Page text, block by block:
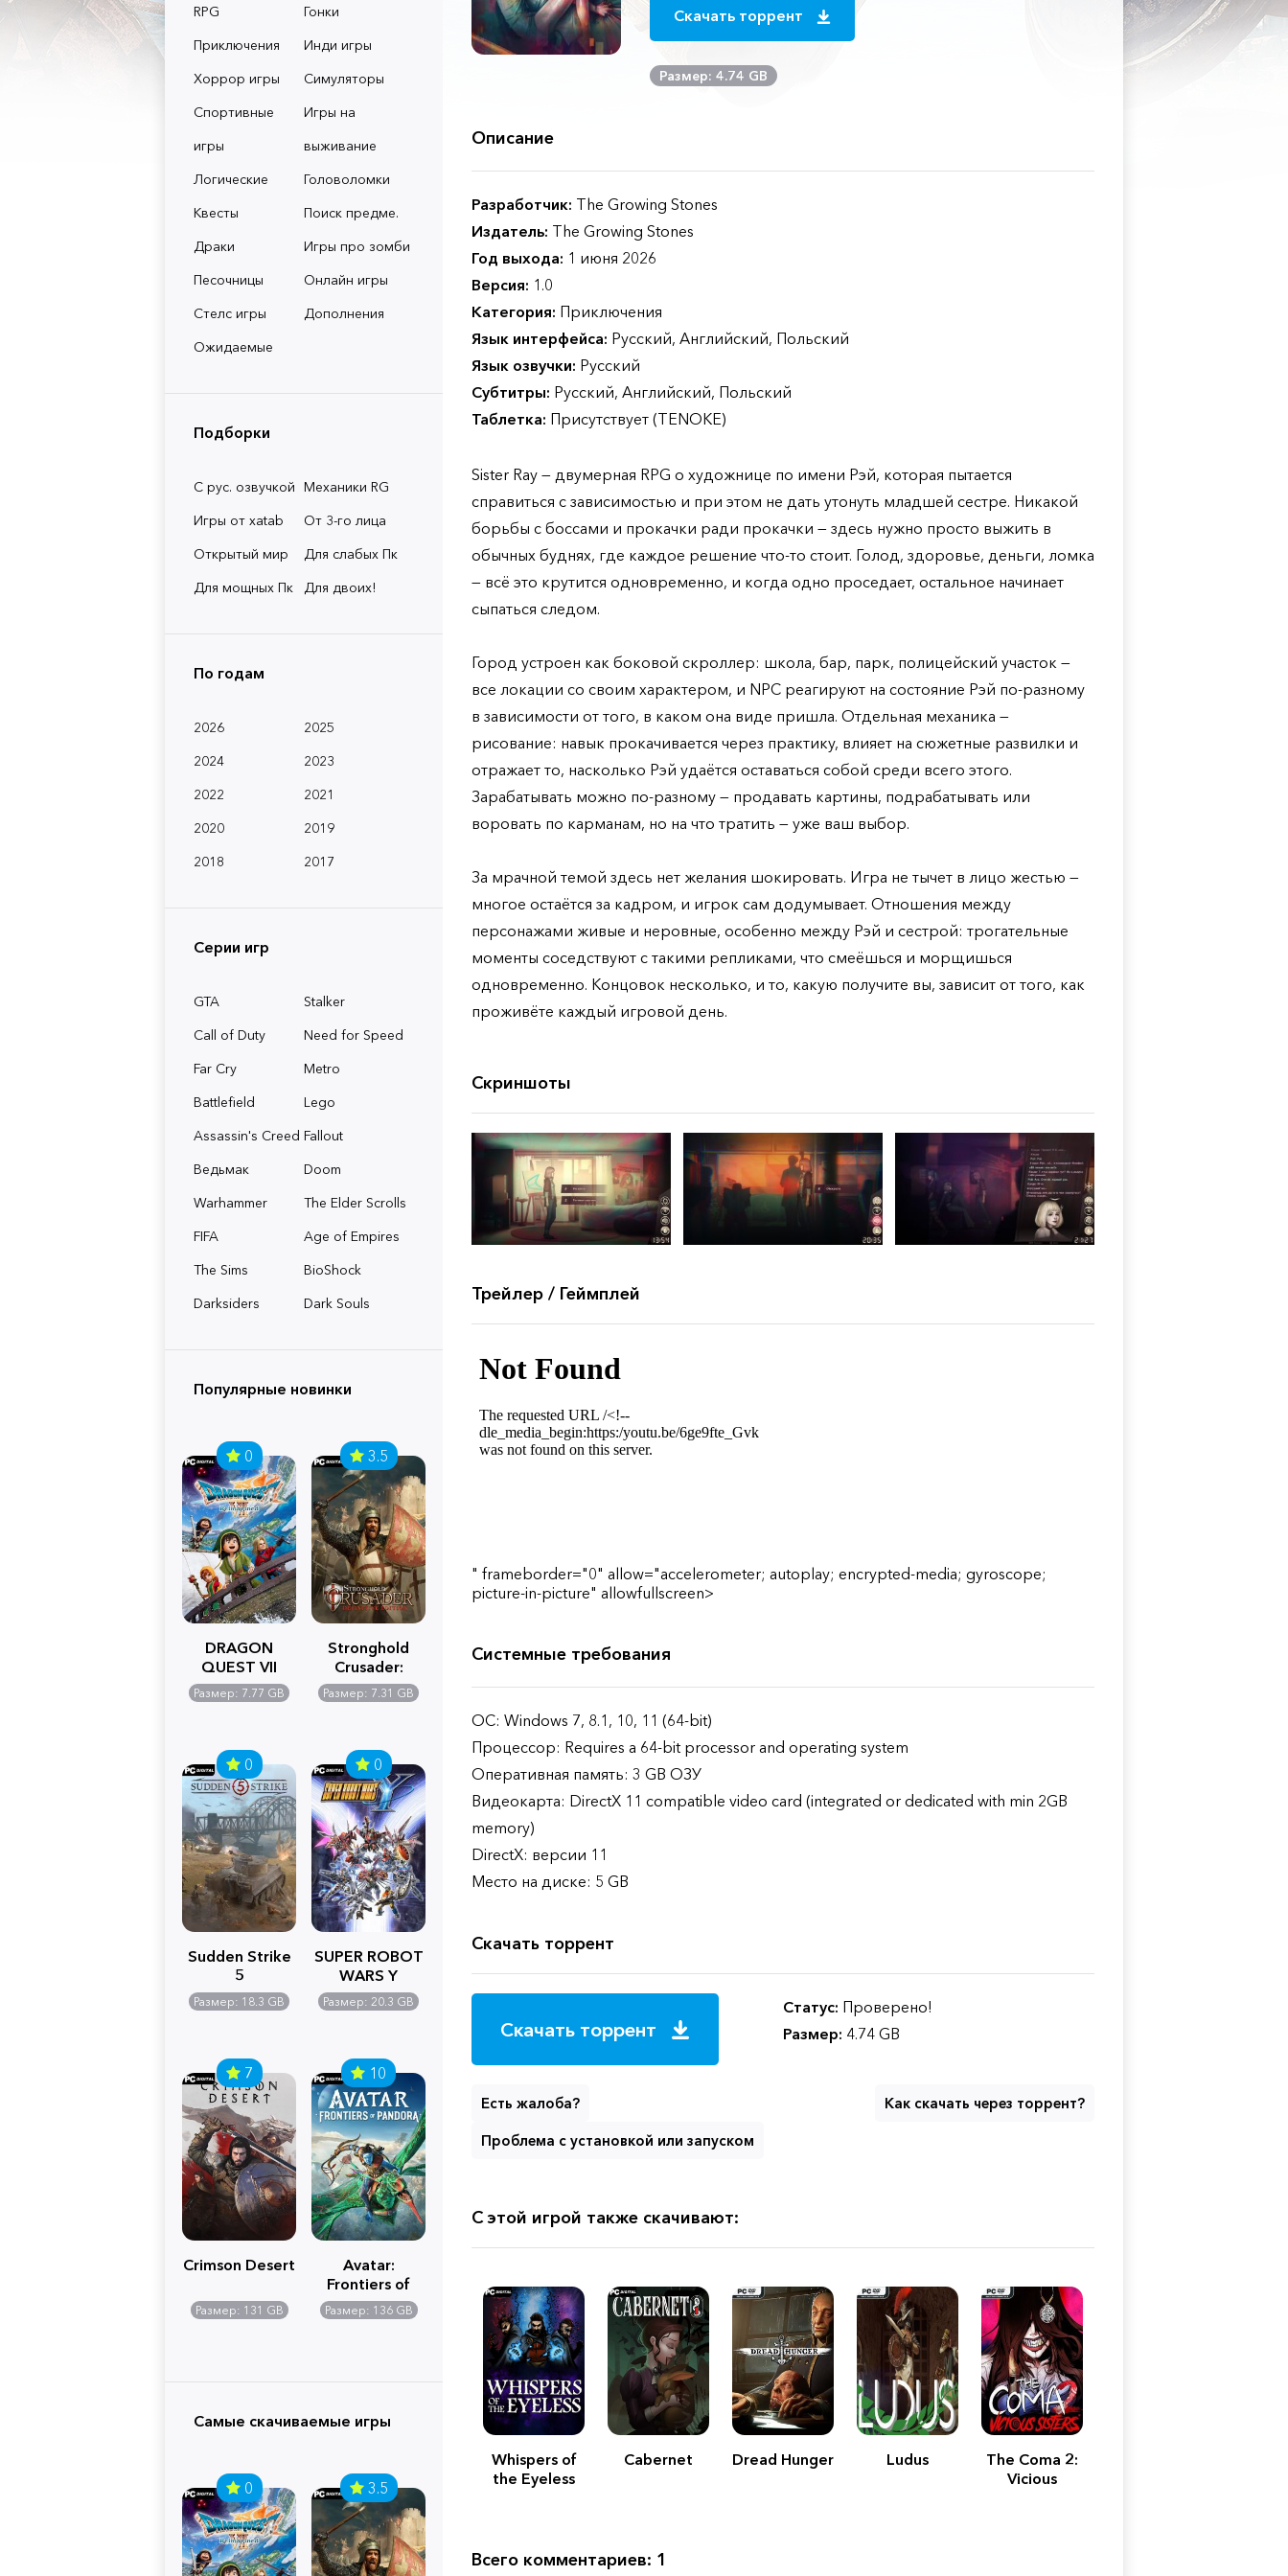
RPG
Гонки
Приключения
Инди игры
Хоррор игры
Симуляторы
Спортивные
игры
Игры на
выживание
Логические
Головоломки
Квесты
Поиск предме.
Драки
Игры про зомби
Песочницы
Онлайн игры
Стелс игры
Дополнения
Ожидаемые
Подборки
С рус. озвучкой Механики RG
Игры от xatab
От 3-го лица
Открытый мир
Для слабых Пк
Для мощных Пк
Для двоих!
По годам
2026
2025
2024
2023
2022
2021
2020
2019
2018
2017
Серии игр
GTA
Stalker
Call of Duty
Need for Speed
Far Cry
Metro
Battlefield
Lego
Assassin's Creed Fallout
Ведьмак
Doom
Warhammer
The Elder Scrolls
FIFA
Age of Empires
The Sims
BioShock
Darksiders
Dark Souls
Популярные новинки
0
DRAGON
QUEST VII
Reimagined
Размер: 7.77 GB
3.5
Stronghold
Crusader:
Definitive
Edition
Размер: 7.31 GB
0
Sudden Strike
5
Размер: 18.3 GB
0
SUPER ROBOT
WARS Y
Размер: 20.3 GB
7
Crimson Desert
Размер: 131 GB
10
Avatar:
Frontiers of
Pandora
Размер: 136 GB
Самые скачиваемые игры
0 3.5
Скачать торрент
Размер: 4.74 GB
Описание
Разработчик: The Growing Stones
Издатель: The Growing Stones
Год выхода: 1 июня 2026
Версия: 1.0
Категория: Приключения
Язык интерфейса: Русский, Английский, Польский
Язык озвучки: Русский
Субтитры: Русский, Английский, Польский
Таблетка: Присутствует (TENOKE)
Sister Ray — двумерная RPG о художнице по имени Рэй, которая пытается
справиться с зависимостью и при этом не дать утонуть младшей сестре. Никакой
борьбы с боссами и прокачки ради прокачки — здесь нужно просто выжить в
обычных буднях, где каждое решение что-то стоит. Голод, здоровье, деньги, ломка
— всё это крутится одновременно, и когда одно проседает, остальное начинает
сыпаться следом.
Город устроен как боковой скроллер: школа, бар, парк, полицейский участок —
все локации со своим характером, и NPC реагируют на состояние Рэй по-разному
в зависимости от того, в каком она виде пришла. Отдельная механика —
рисование: навык прокачивается через практику, влияет на сюжетные развилки и
отражает то, насколько Рэй удаётся оставаться собой среди всего этого.
Зарабатывать можно по-разному — продавать картины, подрабатывать или
воровать по карманам, но на что тратить — уже ваш выбор.
За мрачной темой здесь нет желания шокировать. Игра не тычет в лицо жестью —
многое остаётся за кадром, и игрок сам додумывает. Отношения между
персонажами живые и неровные, особенно между Рэй и сестрой: трогательные
моменты соседствуют с такими репликами, что смеёшься и морщишься
одновременно. Концовок несколько, и то, какую получите вы, зависит от того, как
проживёте каждый игровой день.
Скриншоты
Трейлер / Геймплей
" frameborder="0" allow="accelerometer; autoplay; encrypted-media; gyroscope;
picture-in-picture" allowfullscreen>
Системные требования
ОС: Windows 7, 8.1, 10, 11 (64-bit)
Процессор: Requires a 64-bit processor and operating system
Оперативная память: 3 GB ОЗУ
Видеокарта: DirectX 11 compatible video card (integrated or dedicated with min 2GB
memory)
DirectX: версии 11
Место на диске: 5 GB
Скачать торрент
Скачать торрент
Статус: Проверено!
Размер: 4.74 GB
Есть жалоба? Как скачать через торрент?
Проблема с установкой или запуском
С этой игрой также скачивают:
Whispers of
the Eyeless
Cabernet Dread Hunger Ludus
The Coma 2:
Vicious
Всего комментариев: 1